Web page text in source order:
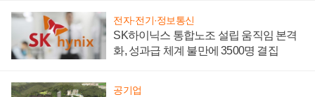
전자·전기·정보통신
SK하이닉스 통합노조 설립 움직임 본격
화, 성과급 체계 불만에 3500명 결집
공기업